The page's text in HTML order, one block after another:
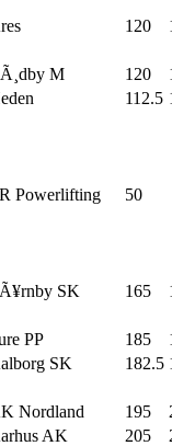
120
M 120
112.5
Powerlifting 50
SK 165
PP 185
SK 182.5
Nordland 195
AK 205